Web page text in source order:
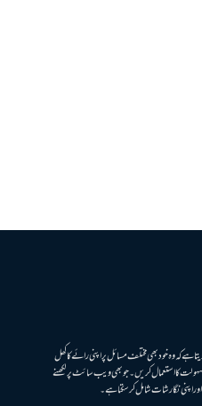
ہے کہ وہ خود بھی مختلف مسائل پر اپنی رائے کا کھل
کا استعمال کریں۔ جو بھی ویب سائٹ پر لکھنے
اور اپنی نگارشات شامل کرسکتا ہے۔